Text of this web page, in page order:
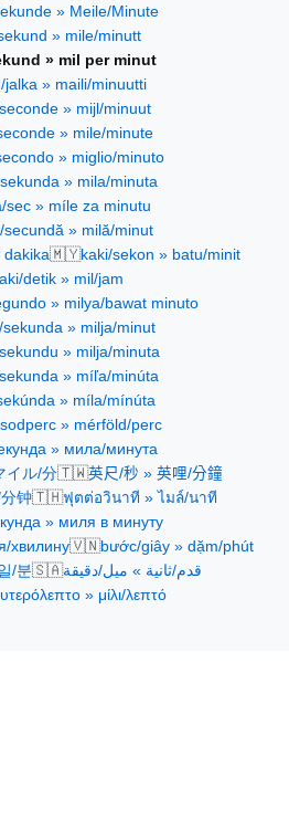
» Meile/Minute
» mile/minutt
» mil per minut
jalka » maili/minuutti
» mijl/minuut
» mile/minute
» miglio/minuto
» mila/minuta
sec » míle za minutu
secundă » milă/minut
dakika🇲🇾kaki/sekon » batu/minit
detik » mil/jam
» milya/bawat minuto
» milja/minut
» milja/minuta
» míľa/minúta
» míla/mínúta
» mérföld/perc
» мила/минута
イル/分🇹🇼英尺/秒 » 英哩/分鐘
钟🇹🇭ฟุตต่อวินาที » ไมล์/นาที
» миля в минуту
хвилину🇻🇳bước/giây » dặm/phút
/분🇸🇦قدم/ثانية » ميل/دقيقة
» μίλι/λεπτό